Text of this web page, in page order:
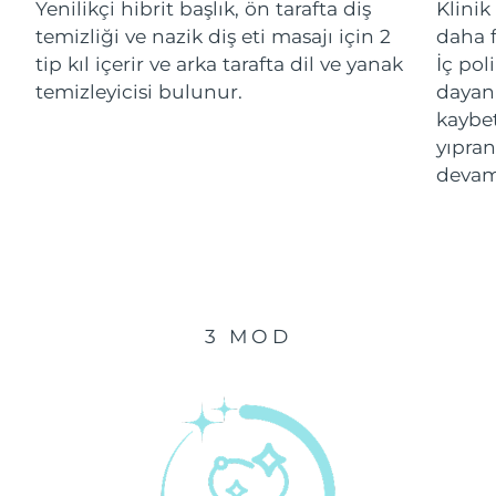
Yenilikçi hibrit başlık, ön tarafta diş
temizliği ve nazik diş eti masajı için 2
tip kıl içerir ve arka tarafta dil ve yanak
temizleyicisi bulunur.
Klinik
daha
İç
3 MOD
Çin Makao ÖİB Tahmini teslim tarihi 8/12/26
Malezya 8/13/26
8/10/26
Tahmini teslim tarihi
Tahmini teslim tarihi